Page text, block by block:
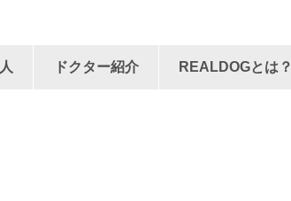
ドクター紹介 REALDOGとは？